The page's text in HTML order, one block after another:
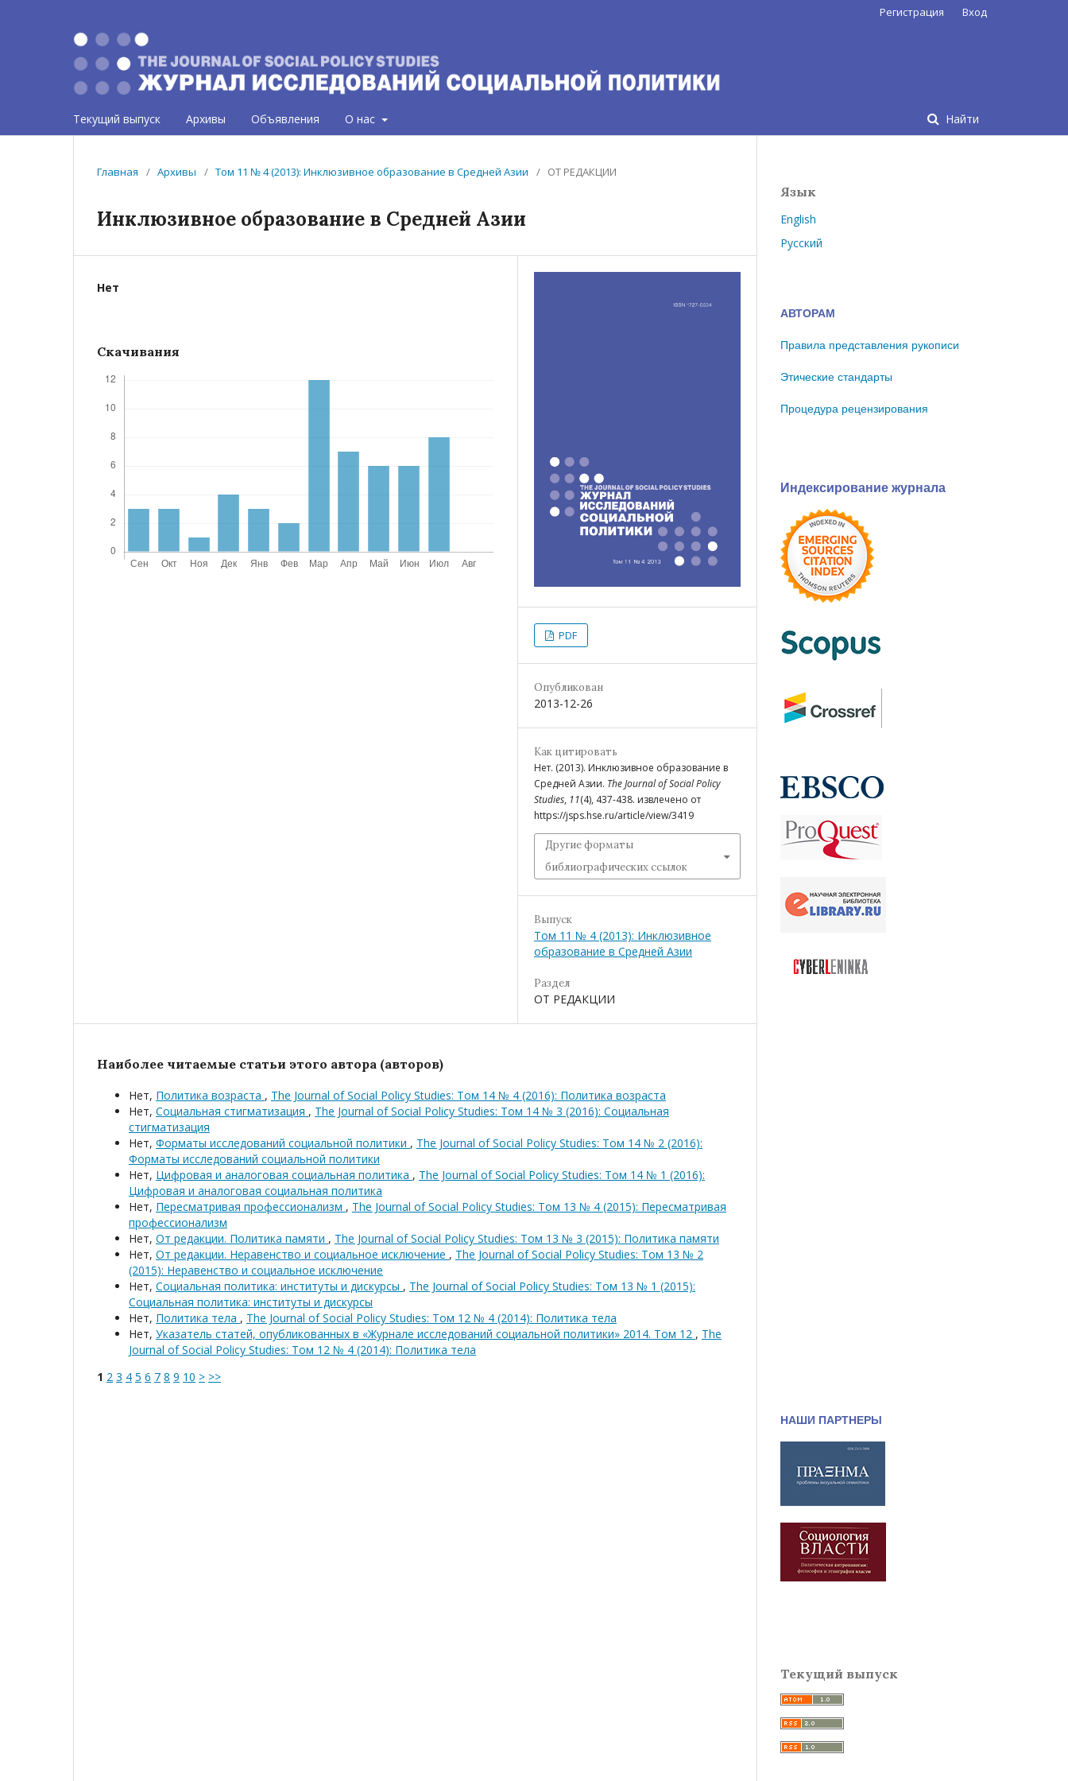
Текущий выпуск Архивы Объявления О нас Найти
Регистрация Вход
Главная / Архивы / Том 11 № 4 (2013): Инклюзивное образование в Средней Азии / ОТ РЕДАКЦИИ
Инклюзивное образование в Средней Азии
Нет
Скачивания
PDF
Опубликован
2013-12-26
Как цитировать
Нет. (2013). Инклюзивное образование в
Средней Азии. The Journal of Social Policy
Studies, 11(4), 437-438. извлечено от
https://jsps.hse.ru/article/view/3419
Другие форматы
библиографических ссылок
Выпуск
Том 11 № 4 (2013): Инклюзивное
образование в Средней Азии
Раздел
ОТ РЕДАКЦИИ
Наиболее читаемые статьи этого автора (авторов)
Нет, Политика возраста , The Journal of Social Policy Studies: Том 14 № 4 (2016): Политика возраста
Нет, Социальная стигматизация , The Journal of Social Policy Studies: Том 14 № 3 (2016): Социальная
стигматизация
Нет, Форматы исследований социальной политики , The Journal of Social Policy Studies: Том 14 № 2 (2016):
Форматы исследований социальной политики
Нет, Цифровая и аналоговая социальная политика , The Journal of Social Policy Studies: Том 14 № 1 (2016):
Цифровая и аналоговая социальная политика
Нет, Пересматривая профессионализм , The Journal of Social Policy Studies: Том 13 № 4 (2015): Пересматривая
профессионализм
Нет, От редакции. Политика памяти , The Journal of Social Policy Studies: Том 13 № 3 (2015): Политика памяти
Нет, От редакции. Неравенство и социальное исключение , The Journal of Social Policy Studies: Том 13 № 2
(2015): Неравенство и социальное исключение
Нет, Социальная политика: институты и дискурсы , The Journal of Social Policy Studies: Том 13 № 1 (2015):
Социальная политика: институты и дискурсы
Нет, Политика тела , The Journal of Social Policy Studies: Том 12 № 4 (2014): Политика тела
Нет, Указатель статей, опубликованных в «Журнале исследований социальной политики» 2014. Том 12 , The
Journal of Social Policy Studies: Том 12 № 4 (2014): Политика тела
1 2 3 4 5 6 7 8 9 10 > >>
Язык
English
Русский
АВТОРАМ
Правила представления рукописи
Этические стандарты
Процедура рецензирования
Индексирование журнала
НАШИ ПАРТНЕРЫ
Текущий выпуск